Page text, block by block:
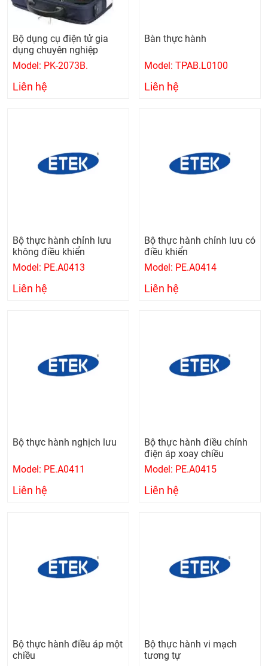
Bộ dụng cụ điện tử gia
dụng chuyên nghiệp
Model: PK-2073B.
Liên hệ
Bàn thực hành
Model: TPAB.L0100
Liên hệ
Bộ thực hành chỉnh lưu
không điều khiển
Model: PE.A0413
Liên hệ
Bộ thực hành chỉnh lưu có
điều khiển
Model: PE.A0414
Liên hệ
Bộ thực hành nghịch lưu
Model: PE.A0411
Liên hệ
Bộ thực hành điều chỉnh
điện áp xoay chiều
Model: PE.A0415
Liên hệ
Bộ thực hành điều áp một
chiều
Bộ thực hành vi mạch
tương tự